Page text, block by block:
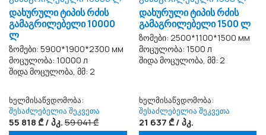
დახურული ტიპის რძის
გამაგრილებელი 10000
ლ
ზომები: 5900*1900*2300 мм
მოცულობა: 10000 л
შიდა მოცულობა, მმ: 2
ხელმისაწვდომობა:
შესაძლებელია შეკვეთა
55 818 ₾ / პკ.59 041 ₾
დახურული ტიპის რძის
გამაგრილებელი 1500 ლ
ზომები: 2500*1100*1500 мм
მოცულობა: 1500 л
შიდა მოცულობა, მმ: 2
ხელმისაწვდომობა:
შესაძლებელია შეკვეთა
21 637 ₾ / პკ.